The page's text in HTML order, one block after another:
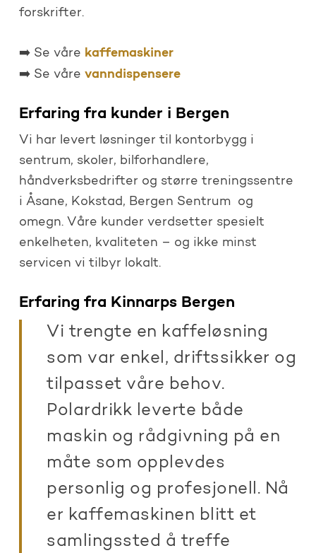
forskrifter.
➡️ Se våre kaffemaskiner
➡️ Se våre vanndispensere
Erfaring fra kunder i Bergen
Vi har levert løsninger til kontorbygg i
sentrum, skoler, bilforhandlere,
håndverksbedrifter og større treningssentre
i Åsane, Kokstad, Bergen Sentrum og
omegn. Våre kunder verdsetter spesielt
enkelheten, kvaliteten – og ikke minst
servicen vi tilbyr lokalt.
Erfaring fra Kinnarps Bergen
Vi trengte en kaffeløsning
som var enkel, driftssikker og
tilpasset våre behov.
Polardrikk leverte både
maskin og rådgivning på en
måte som opplevdes
personlig og profesjonell. Nå
er kaffemaskinen blitt et
samlingssted å treffe